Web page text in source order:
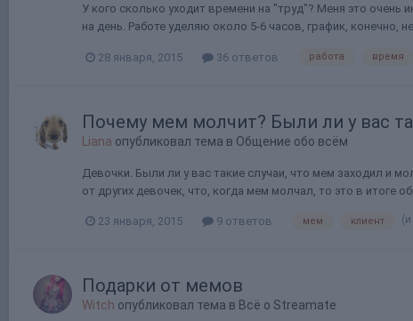
У кого сколько уходит времени на "труд"? Меня это очень
на день. Работе уделяю около 5-6 часов, график, конечно,
28 января, 2015 36 ответов работа время
Почему мем молчит? Были ли у вас
Liana опубликовал тема в Общение обо всём
Девочки. Были ли у вас такие случаи, что мем заходил и
от других девочек, что, когда мем молчал, то это в итоге
23 января, 2015 9 ответов мем клиент
Подарки от мемов
Witch опубликовал тема в Всё о Streamate